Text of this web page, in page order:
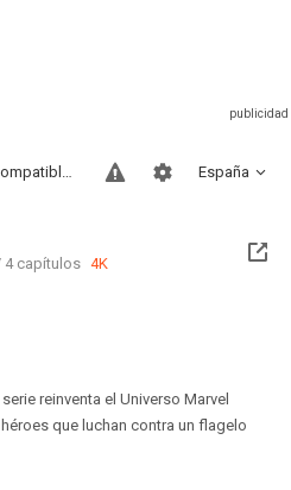
España
Sitios compatibles
4 capítulos 4K
reinventa el Universo Marvel
que luchan contra un flagelo